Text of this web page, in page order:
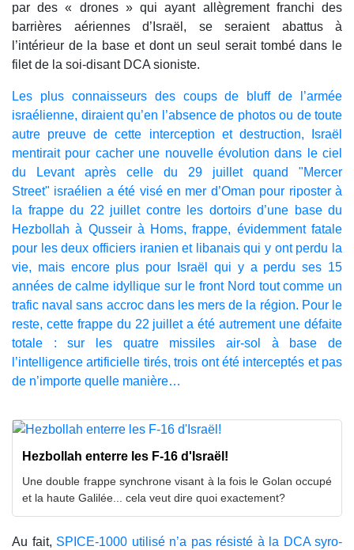
par des « drones » qui ayant allègrement franchi des
barrières aériennes d’Israël, se seraient abattus à
l’intérieur de la base et dont un seul serait tombé dans le
filet de la soi-disant DCA sioniste.
Les plus connaisseurs des coups de bluff de l’armée
israélienne, diraient qu’en l’absence de photos ou de toute
autre preuve de cette interception et destruction, Israël
mentirait pour cacher une nouvelle évolution dans le ciel
du Levant après celle du 29 juillet quand "Mercer
Street" israélien a été visé en mer d’Oman pour riposter à
la frappe du 22 juillet contre les dortoirs d’une base du
Hezbollah à Qusseir à Homs, frappe, évidemment fatale
pour les deux officiers iranien et libanais qui y ont perdu la
vie, mais encore plus pour Israël qui y a perdu ses 15
années de calme idyllique sur le front Nord tout comme un
trafic naval sans accroc dans les mers de la région. Pour le
reste, cette frappe du 22 juillet a été autrement une défaite
totale : sur les quatre missiles air-sol à base de
l’intelligence artificielle tirés, trois ont été interceptés et pas
de n’importe quelle manière…
Hezbollah enterre les F-16 d'Israël!
Une double frappe synchrone visant à la fois le Golan occupé
et la haute Galilée... cela veut dire quoi exactement?
Au fait, SPICE-1000 utilisé n’a pas résisté à la DCA syro-